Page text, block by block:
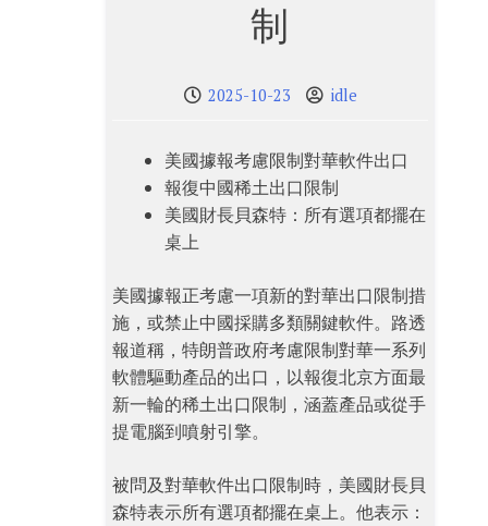
制
2025-10-23 idle
美國據報考慮限制對華軟件出口
報復中國稀土出口限制
美國財長貝森特：所有選項都擺在
桌上
美國據報正考慮一項新的對華出口限制措
施，或禁止中國採購多類關鍵軟件。路透
報道稱，特朗普政府考慮限制對華一系列
軟體驅動產品的出口，以報復北京方面最
新一輪的稀土出口限制，涵蓋產品或從手
提電腦到噴射引擎。
被問及對華軟件出口限制時，美國財長貝
森特表示所有選項都擺在桌上。他表示：